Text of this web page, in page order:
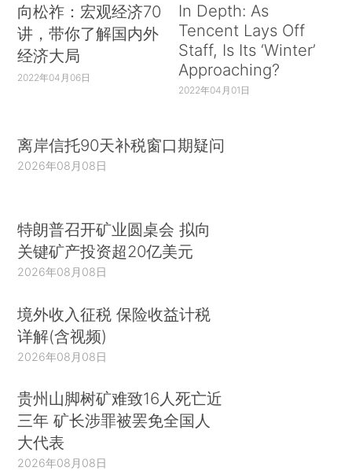
向松祚：宏观经济70
讲，带你了解国内外
经济大局
2022年04月06日
In Depth: As
Tencent Lays Off
Staff, Is Its ‘Winter’
Approaching?
2022年04月01日
离岸信托90天补税窗口期疑问
2026年08月08日
特朗普召开矿业圆桌会 拟向
关键矿产投资超20亿美元
2026年08月08日
境外收入征税 保险收益计税
详解(含视频)
2026年08月08日
贵州山脚树矿难致16人死亡近
三年 矿长涉罪被罢免全国人
大代表
2026年08月08日